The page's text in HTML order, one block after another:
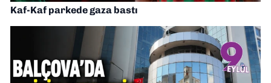
Kaf-Kaf parkede gaza bastı